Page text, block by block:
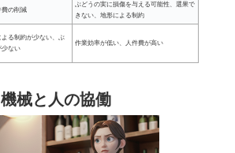
費の削減
ぶどうの実に損傷を与える可能性、選果で
きない、地形による制約
る制約が少ない、ぶ
少ない
作業効率が低い、人件費が高い
機械と人の協働